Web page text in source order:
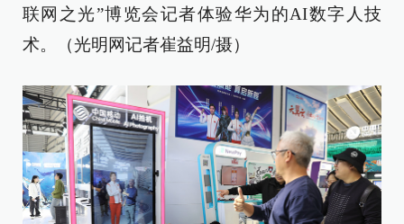
联网之光”博览会记者体验华为的AI数字人技
术。（光明网记者崔益明/摄）